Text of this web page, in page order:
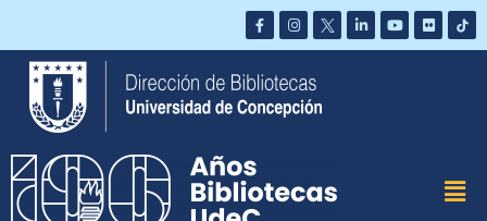
Saltar
contenido